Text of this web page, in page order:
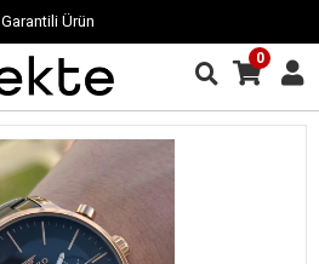
Garantili Ürün
0